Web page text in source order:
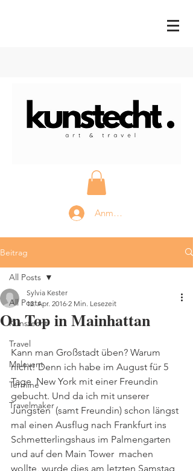
Anmelden
Beitrag
All Posts
Kunstecht
Travel
Malevent
Termine
Travelmaker
All Posts
On Top in Mainhattan
Sylvia Kester
12. Apr. 2016 2 Min. Lesezeit
Kann man Großstadt üben? Warum
nicht! Denn ich habe im August für 5
Tage  New York mit einer Freundin
gebucht. Und da ich mit unserer
Jüngsten  (samt Freundin) schon längst
mal einen Ausflug nach Frankfurt ins
Schmetterlingshaus im Palmengarten
und auf den Main Tower  machen
wollte, wurde dies am letzten Samstag